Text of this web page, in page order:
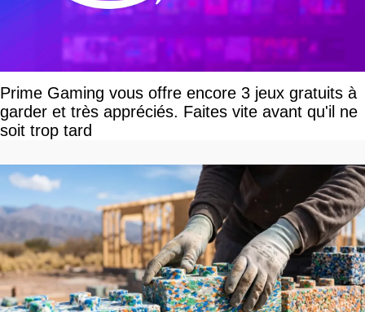
Prime Gaming vous offre encore 3 jeux gratuits à
garder et très appréciés. Faites vite avant qu'il ne
soit trop tard